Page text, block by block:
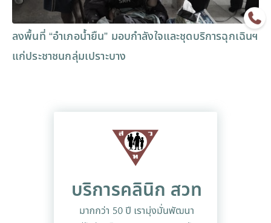
ลงพื้นที่ “อำเภอน้ำยืน” มอบกำลังใจและชุดบริการฉุกเฉินฯ
แก่ประชาชนกลุ่มเปราะบาง